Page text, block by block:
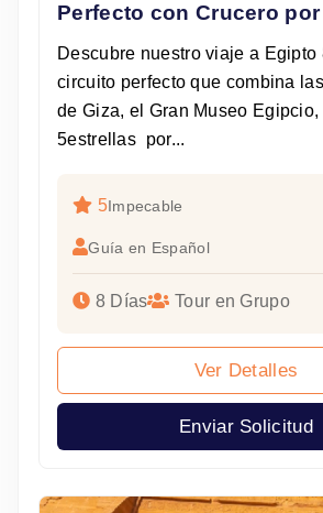
Perfecto con Crucero
Descubre nuestro viaje a Egipto
circuito perfecto que combina
de Giza, el Gran Museo Egipcio,
5estrellas por...
5Impecable
Guía en Español
8 Días Tour en Grupo
Ver Detalles
Enviar Solicitud